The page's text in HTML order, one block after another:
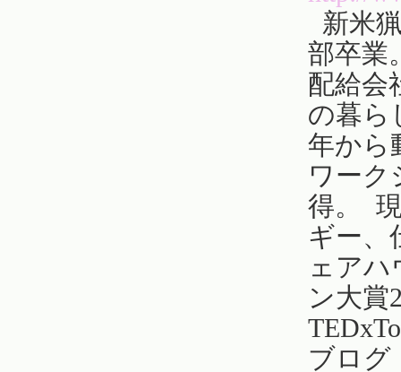
新米
部卒業
配給会
の暮ら
年から
ワーク
得。
ギー、
ェアハ
ン大賞
ブロ